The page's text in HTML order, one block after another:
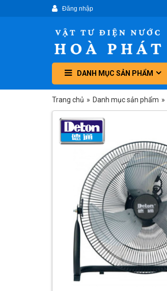
DANH MỤC SẢN PHẨM
Trang chủ » Danh mục sản phẩm »